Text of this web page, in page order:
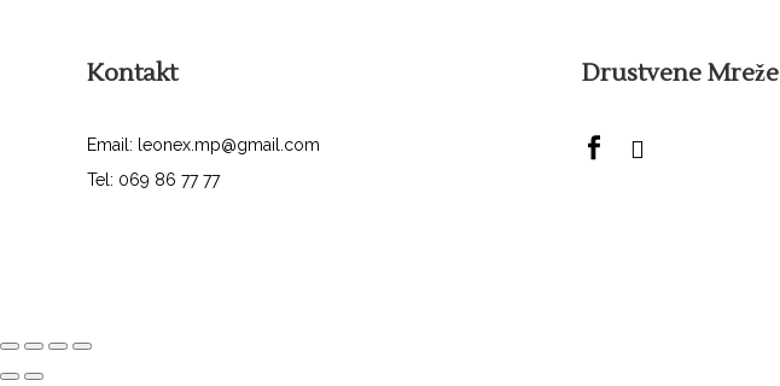
Kontakt
Email: leonex.mp@gmail.com
Tel: 069 86 77 77
Drustvene Mreže